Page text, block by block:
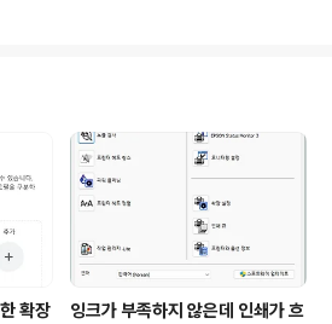
납하지 않겠다는 강경
그대로 넘지 말아야 할 선
our allies, that's w
이 우리의 동맹국을 공
확장
잉크가 부족하지 않은데 인쇄가 흐